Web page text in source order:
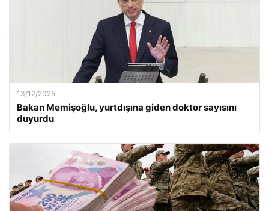
13/12/2025
Bakan Memişoğlu, yurtdışına giden doktor sayısını
duyurdu